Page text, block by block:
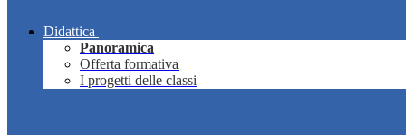
Didattica
Panoramica
Offerta formativa
I progetti delle classi